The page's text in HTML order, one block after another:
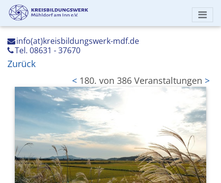
info(at)kreisbildungswerk-mdf.de
Tel. 08631 - 37670
Zurück
< 180. von 386 Veranstaltungen >